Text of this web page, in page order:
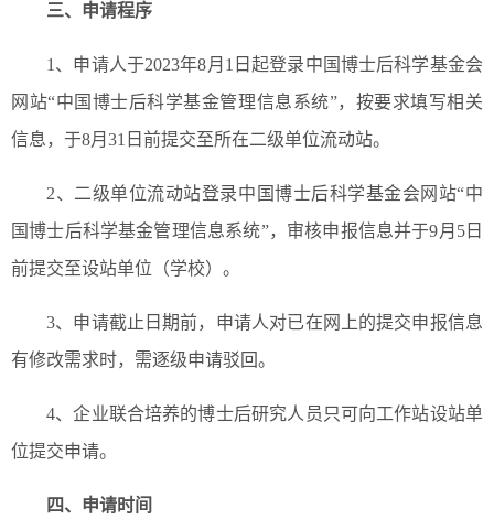
三、申请程序
1、申请人于2023年8月1日起登录中国博士后科学基金会
网站“中国博士后科学基金管理信息系统”，按要求填写相关
信息，于8月31日前提交至所在二级单位流动站。
2、二级单位流动站登录中国博士后科学基金会网站“中
国博士后科学基金管理信息系统”，审核申报信息并于9月5日
前提交至设站单位（学校）。
3、申请截止日期前，申请人对已在网上的提交申报信息
有修改需求时，需逐级申请驳回。
4、企业联合培养的博士后研究人员只可向工作站设站单
位提交申请。
四、申请时间